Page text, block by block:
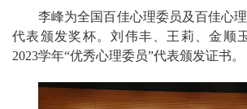
李峰为全国百佳心理委员及百佳心
代表颁发奖杯。刘伟丰、王莉、金顺
2023学年“优秀心理委员”代表颁发证书。